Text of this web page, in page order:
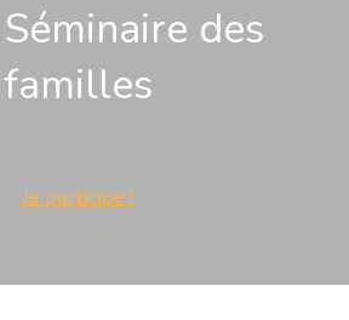
des
familles
Je participe !